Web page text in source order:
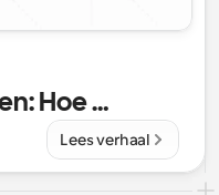
Hoe
van
Lees verhaal